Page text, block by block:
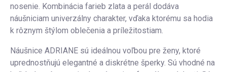
nosenie. Kombinácia farieb zlata a perál dodáva
náušniciam univerzálny charakter, vďaka ktorému sa hodia
k rôznym štýlom oblečenia a príležitostiam.
Náušnice ADRIANE sú ideálnou voľbou pre ženy, ktoré
uprednostňujú elegantné a diskrétne šperky. Sú vhodné na